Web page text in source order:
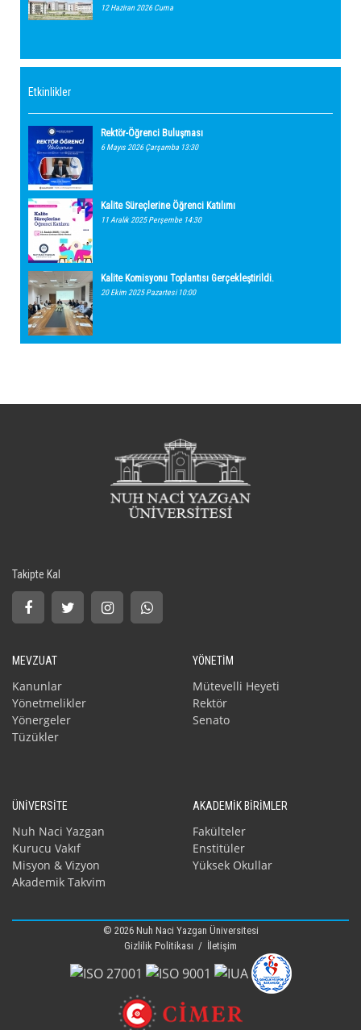
12 Haziran 2026 Cuma
Etkinlikler
Rektör-Öğrenci Buluşması
6 Mayıs 2026 Çarşamba 13:30
Kalite Süreçlerine Öğrenci Katılımı
11 Aralık 2025 Perşembe 14:30
Kalite Komisyonu Toplantısı Gerçekleştirildi.
20 Ekim 2025 Pazartesi 10:00
Takipte Kal
MEVZUAT
Kanunlar
Yönetmelikler
Yönergeler
Tüzükler
YÖNETİM
Mütevelli Heyeti
Rektör
Senato
ÜNİVERSİTE
Nuh Naci Yazgan
Kurucu Vakıf
Misyon & Vizyon
Akademik Takvim
AKADEMİK BİRİMLER
Fakülteler
Enstitüler
Yüksek Okullar
© 2026 Nuh Naci Yazgan Üniversitesi
Gizlilik Politikası / İletişim